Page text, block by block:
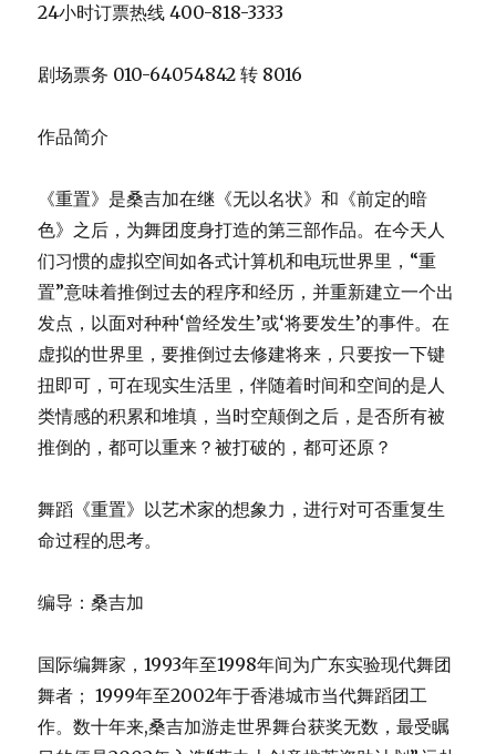
发点，以面对种种‘曾经发生’或‘将要发生’的事件。在
扭即可，可在现实生活里，伴随着时间和空间的是人
推倒的，都可以重来？被打破的，都可还原？
舞蹈《重置》以艺术家的想象力，进行对可否重复生
命过程的思考。
编导：桑吉加
国际编舞家，1993年至1998年间为广东实验现代舞团
舞者； 1999年至2002年于香港城市当代舞蹈团工
作。数十年来,桑吉加游走世界舞台获奖无数，最受瞩
目的便是2002年入选“劳力士创意推荐资助计划”,远赴
子及排练助理。 2007年回国至今，担任北京雷动天
下现代舞团驻团艺术家。主要编舞作品有：《一九七
状》、《火柴人》及《前定的暗色》等。
作曲：李劲松
是世界实验音乐圈最活跃的香港人，身兼制作人、作